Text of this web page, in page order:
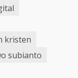
kristen
subianto